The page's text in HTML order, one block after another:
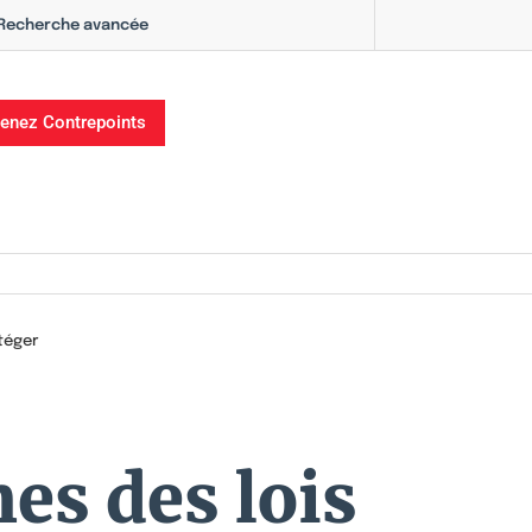
avancée
Contrepoints
des lois